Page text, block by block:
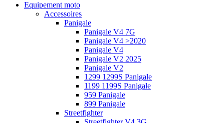
Equipement moto
Accessoires
Panigale
Panigale V4 7G
Panigale V4 >2020
Panigale V4
Panigale V2 2025
Panigale V2
1299 1299S Panigale
1199 1199S Panigale
959 Panigale
899 Panigale
Streetfighter